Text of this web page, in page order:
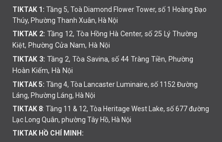
TIKTAK 1: Tầng 5, Toà Diamond Flower Tower, số 1 Hoàng Đạo
Thúy, Phường Thanh Xuân, Hà Nội
TIKTAK 2: Tầng 12, Tòa Hồng Hà Center, số 25 Lý Thường
Kiệt, Phường Cửa Nam, Hà Nội
TIKTAK 3: Tầng 2, Tòa Savina, số 44 Tràng Tiền, Phường
Hoàn Kiếm, Hà Nội
TIKTAK 5: Tầng 4, Tòa Lancaster Luminaire, số 1152 Đường
Láng, Phường Láng, Hà Nội
TIKTAK 8: Tầng 11 & 12, Tòa Heritage West Lake, số 677 đường
Lạc Long Quân, phường Tây Hồ, Hà Nội
TIKTAK HỒ CHÍ MINH: